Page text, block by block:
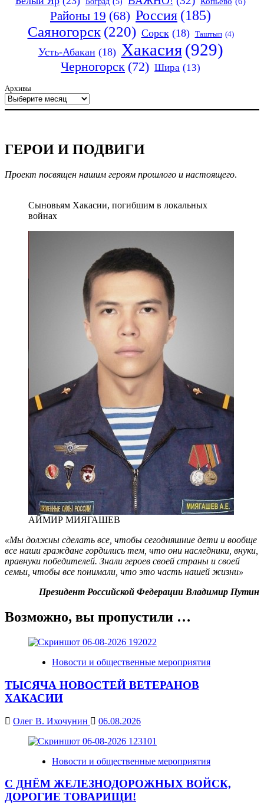
Районы 19 (68) Россия (185)
Саяногорск (220) Сорск (18) Таштып (4)
Усть-Абакан (18) Хакасия (929)
Черногорск (72) Шира (13)
Архивы
ГЕРОИ И ПОДВИГИ
Проект посвящен нашим героям прошлого и настоящего.
Сыновьям Хакасии, погибшим в локальных
войнах
АЙМИР МИЯГАШЕВ
«Мы должны сделать все, чтобы сегодняшние дети и вообще
все наши граждане гордились тем, что они наследники, внуки,
правнуки победителей. Знали героев своей страны и своей
семьи, чтобы все понимали, что это часть нашей жизни»
Президент Российской Федерации Владимир Путин
Возможно, вы пропустили …
Новости и общественные мероприятия
ТЫСЯЧА НОВОСТЕЙ ВЕТЕРАНОВ
ХАКАСИИ
Олег В. Ихочунин 06.08.2026
Новости и общественные мероприятия
С ДНЁМ ЖЕЛЕЗНОДОРОЖНЫХ ВОЙСК,
ДОРОГИЕ ТОВАРИЩИ!